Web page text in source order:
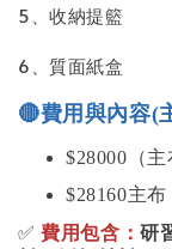
5、收納提籃
6、質面紙盒
🔴費用與內容(
$28000（主
$28160主布
✅ 費用包含：研